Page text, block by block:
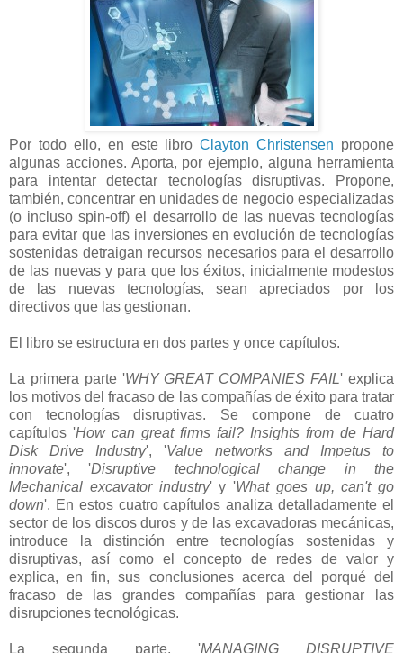
Por todo ello, en este libroClayton Christensen propone
algunas acciones. Aporta, por ejemplo, alguna herramienta
para intentar detectar tecnologías disruptivas. Propone,
también, concentrar en unidades de negocio especializadas
(o incluso spin-off) el desarrollo de las nuevas tecnologías
para evitar que las inversiones en evolución de tecnologías
sostenidas detraigan recursos necesarios para el desarrollo
de las nuevas y para que los éxitos, inicialmente modestos
de las nuevas tecnologías, sean apreciados por los
directivos que las gestionan.
El libro se estructura en dos partes y once capítulos.
La primera parte 'WHY GREAT COMPANIES FAIL' explica
los motivos del fracaso de las compañías de éxito para tratar
con tecnologías disruptivas. Se compone de cuatro
capítulos 'How can great firms fail? Insights from de Hard
Disk Drive Industry', 'Value networks and Impetus to
innovate', 'Disruptive technological change in the
Mechanical excavator industry' y 'What goes up, can't go
down'. En estos cuatro capítulos analiza detalladamente el
sector de los discos duros y de las excavadoras mecánicas,
introduce la distinción entre tecnologías sostenidas y
disruptivas, así como el concepto de redes de valor y
explica, en fin, sus conclusiones acerca del porqué del
fracaso de las grandes compañías para gestionar las
disrupciones tecnológicas.
La segunda parte, 'MANAGING DISRUPTIVE